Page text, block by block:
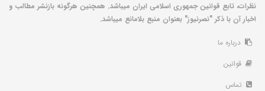
نظرات، تابع قوانین جمهوری اسلامی ایران میباشد. همچنین هرگونه بازنشر مطالب و
اخبار آن با ذکر "نصرنیوز" بعنوان منبع بلامانع میباشد.
درباره ما
قوانین
تماس